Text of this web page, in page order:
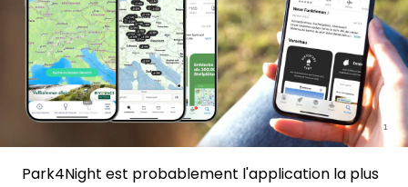
Contact
Select language
Park4Night est probablement l'application la plus